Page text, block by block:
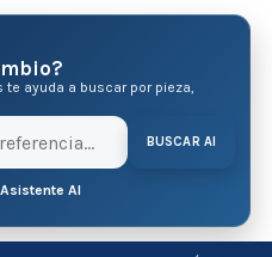
te ayuda a buscar por pieza,
BUSCAR AI
AI